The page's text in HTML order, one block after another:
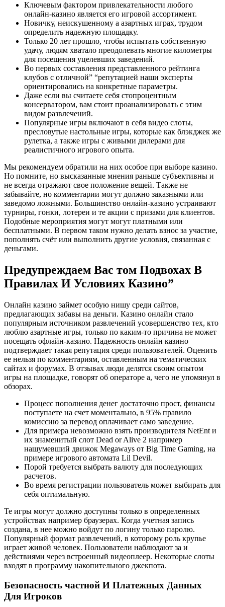
Ключевым фактором привлекательности любого
онлайн-казино является его игровой ассортимент.
Новичку, неискушенному а азартных играх, трудом
определить надежную площадку.
Только 20 лет прошло, чтобы испытать собственную
удачу, людям хватало преодолевать многие километры
для посещения уцелевших заведений.
Во первых составления представленного рейтинга
клубов с отличной” “репутацией наши эксперты
ориентировались на конкретные параметры.
Даже если вы считаете себя стопроцентным
консерватором, вам стоит проанализировать с этим
видом развлечений.
Популярные игры включают в себя видео слоты,
пресловутые настольные игры, которые как блэкджек же
рулетка, а также игры с живыми дилерами для
реалистичного игрового опыта.
Мы рекомендуем обратили на них особое при выборе казино.
Но помните, но высказанные мнения раньше субъективны и
не всегда отражают свое положение вещей. Также не
забывайте, но комментарии могут должно заказными или
заведомо ложными. Большинство онлайн-казино устраивают
турниры, гонки, лотереи и те акции с призами для клиентов.
Подобные мероприятия могут могут платными или
бесплатными. В первом таком нужно делать взнос за участие,
пополнять счёт или выполнить другие условия, связанная с
деньгами.
Предупреждаем Вас том Подвохах В
Правилах И Условиях Казино”
Онлайн казино займет особую нишу среди сайтов,
предлагающих забавы на деньги. Казино онлайн стало
популярным источником развлечений усовершенство тех, кто
люблю азартные игры, только по каким-то причина не может
посещать офлайн-казино. Надежность онлайн казино
подтверждает такая репутация среди пользователей. Оценить
ее нельзя по комментариям, оставленным на тематических
сайтах и форумах. В отзывах люди делятся своим опытом
игры на площадке, говорят об операторе а, чего не упомянул в
обзорах.
Процесс пополнения денег достаточно прост, финансы
поступаете на счет моментально, в 95% правило
комиссию за перевод оплачивает само заведение.
Для примера невозможно взять производителя NetEnt и
их знаменитый слот Dead or Alive 2 например
нашумевший движок Megaways от Big Time Gaming, на
примере игрового автомата Lil Devil.
Порой требуется выбрать валюту для последующих
расчетов.
Во время регистрации пользователь может выбирать для
себя оптимальную.
Те игры могут должно доступны только в определенных
устройствах например браузерах. Когда учетная запись
создана, в нее можно войдут по логину только паролю.
Популярный формат развлечений, в которому роль крупье
играет живой человек. Пользователи наблюдают за и
действиями через встроенный видеоплеер. Некоторые слоты
входят в программу накопительного джекпота.
Безопасность частной И Платежных Данных
Для Игроков